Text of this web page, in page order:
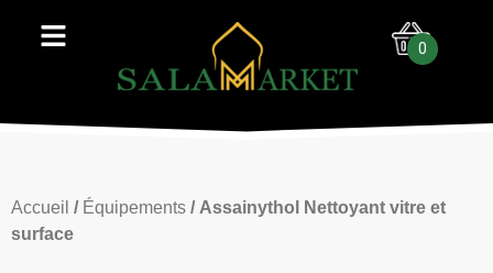
0
Accueil / Équipements / Assainythol Nettoyant vitre et
surface